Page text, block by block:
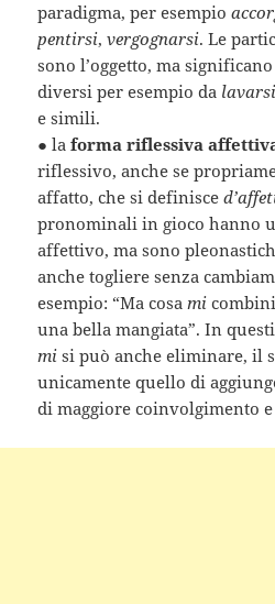
paradigma, per esempio
pentirsi,vergognarsi. Le
sono l’oggetto, ma
diversi per esempio da lavarsi
e simili.
● laforma riflessiva
riflessivo, anche se
affatto, che si definisce
pronominali in gioco hanno
affettivo, ma sono
anche togliere senza
esempio: “Ma cosami
una bella mangiata”. In
mi si può anche eliminare, il
unicamente quello di
di maggiore coinvolgimento